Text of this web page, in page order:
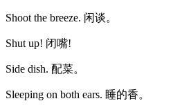
Shoot the breeze. 闲谈。
Shut up! 闭嘴!
Side dish. 配菜。
Sleeping on both ears. 睡的香。